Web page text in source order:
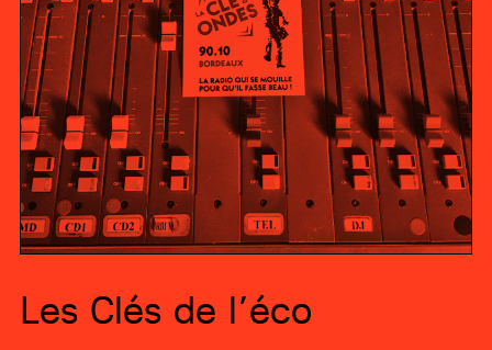
Les Clés de l’éco